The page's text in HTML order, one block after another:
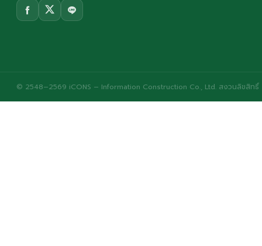
© 2548–2569 iCONS – Information Construction Co., Ltd. สงวนลิขสิทธิ์